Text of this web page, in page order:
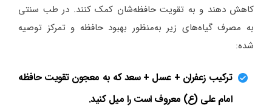
کاهش دهند و به تقویت حافظه‌شان کمک کنند. در طب سنتی
به مصرف گیاه‌های زیر به‌منظور بهبود حافظه و تمرکز توصیه
شده:
ترکیب زعفران + عسل + سعد که به معجون تقویت حافظه
امام علی (ع) معروف است را میل کنید.